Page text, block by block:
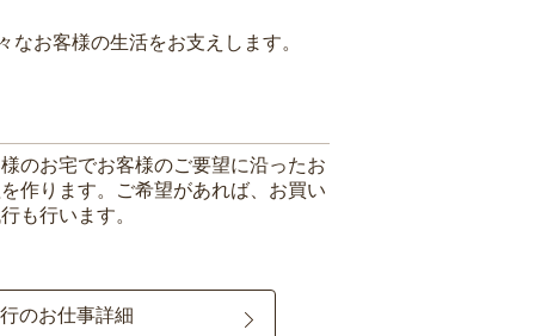
お客様の生活をお支えします。
のお宅でお客様のご要望に沿ったお
作ります。ご希望があれば、お買い
も行います。
のお仕事詳細